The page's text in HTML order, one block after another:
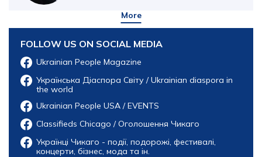
More
FOLLOW US ON SOCIAL MEDIA
Ukrainian People Magazine
Українська Діаспора Світу / Ukrainian diaspora in
the world
Ukrainian People USA / EVENTS
Classifieds Chicago / Оголошення Чикаго
Українці Чикаго - події, подорожі, фестивалі,
концерти, бізнес, мода та ін.